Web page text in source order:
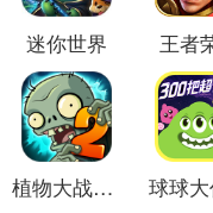
迷你世界 王者
植物大战僵尸2 球球